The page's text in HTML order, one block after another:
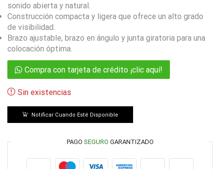
sonido abierta y natural.
Construcción compacta y ligera que ofrece un alto grado
de visibilidad.
Brazo ajustable, brazo en ángulo y junta giratoria para una
colocación óptima.
Compra con tarjeta de crédito ¡clic aquí!
Sin existencias
Notificar Cuando Esté Disponible
PAGO SEGURO GARANTIZADO